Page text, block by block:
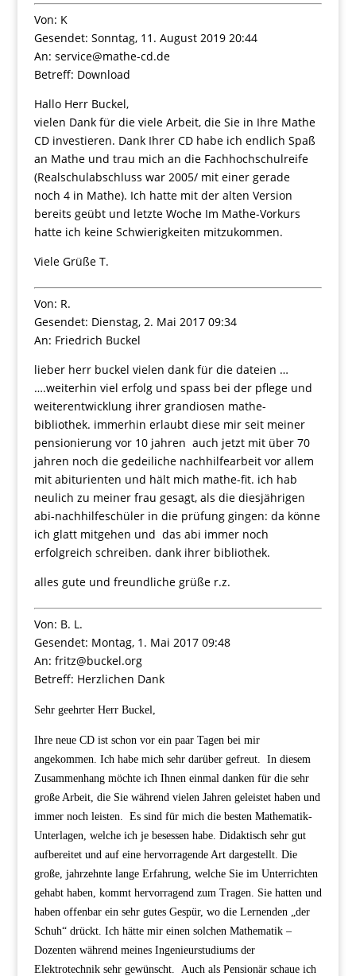
Von: K
Gesendet: Sonntag, 11. August 2019 20:44
An: service@mathe-cd.de
Betreff: Download
Hallo Herr Buckel,
vielen Dank für die viele Arbeit, die Sie in Ihre Mathe
CD investieren. Dank Ihrer CD habe ich endlich Spaß
an Mathe und trau mich an die Fachhochschulreife
(Realschulabschluss war 2005/ mit einer gerade
noch 4 in Mathe). Ich hatte mit der alten Version
bereits geübt und letzte Woche Im Mathe-Vorkurs
hatte ich keine Schwierigkeiten mitzukommen.
Viele Grüße T.
Von: R.
Gesendet: Dienstag, 2. Mai 2017 09:34
An: Friedrich Buckel
lieber herr buckel vielen dank für die dateien …
….weiterhin viel erfolg und spass bei der pflege und
weiterentwicklung ihrer grandiosen mathe-
bibliothek. immerhin erlaubt diese mir seit meiner
pensionierung vor 10 jahren auch jetzt mit über 70
jahren noch die gedeiliche nachhilfearbeit vor allem
mit abiturienten und hält mich mathe-fit. ich hab
neulich zu meiner frau gesagt, als die diesjährigen
abi-nachhilfeschüler in die prüfung gingen: da könne
ich glatt mitgehen und das abi immer noch
erfolgreich schreiben. dank ihrer bibliothek.
alles gute und freundliche grüße r.z.
Von: B. L.
Gesendet: Montag, 1. Mai 2017 09:48
An: fritz@buckel.org
Betreff: Herzlichen Dank
Sehr geehrter Herr Buckel,
Ihre neue CD ist schon vor ein paar Tagen bei mir
angekommen. Ich habe mich sehr darüber gefreut. In diesem
Zusammenhang möchte ich Ihnen einmal danken für die sehr
große Arbeit, die Sie während vielen Jahren geleistet haben und
immer noch leisten. Es sind für mich die besten Mathematik-
Unterlagen, welche ich je besessen habe. Didaktisch sehr gut
aufbereitet und auf eine hervorragende Art dargestellt. Die
große, jahrzehnte lange Erfahrung, welche Sie im Unterrichten
gehabt haben, kommt hervorragend zum Tragen. Sie hatten und
haben offenbar ein sehr gutes Gespür, wo die Lernenden „der
Schuh“ drückt. Ich hätte mir einen solchen Mathematik –
Dozenten während meines Ingenieurstudiums der
Elektrotechnik sehr gewünscht. Auch als Pensionär schaue ich